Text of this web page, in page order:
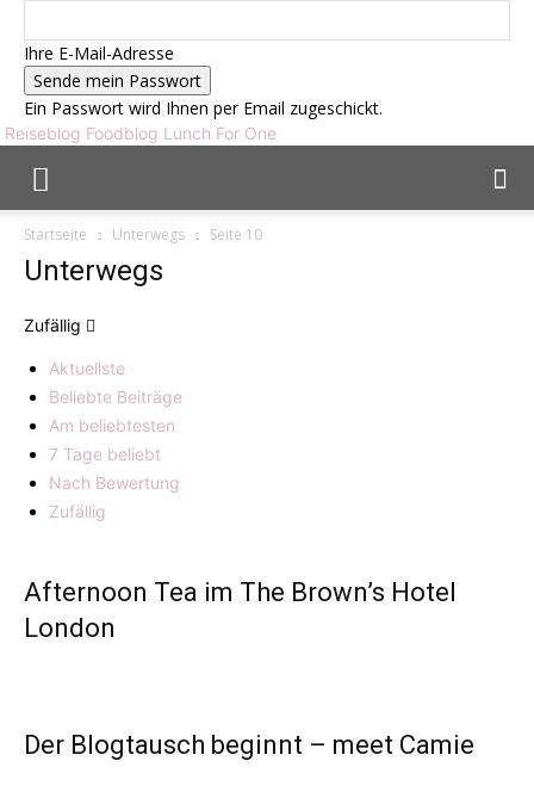
Ihre E-Mail-Adresse
Ein Passwort wird Ihnen per Email zugeschickt.
Reiseblog Foodblog Lunch For One
Startseite Unterwegs Seite 10
Unterwegs
Zufällig
Aktuellste
Beliebte Beiträge
Am beliebtesten
7 Tage beliebt
Nach Bewertung
Zufällig
Afternoon Tea im The Brown’s Hotel
London
Der Blogtausch beginnt – meet Camie